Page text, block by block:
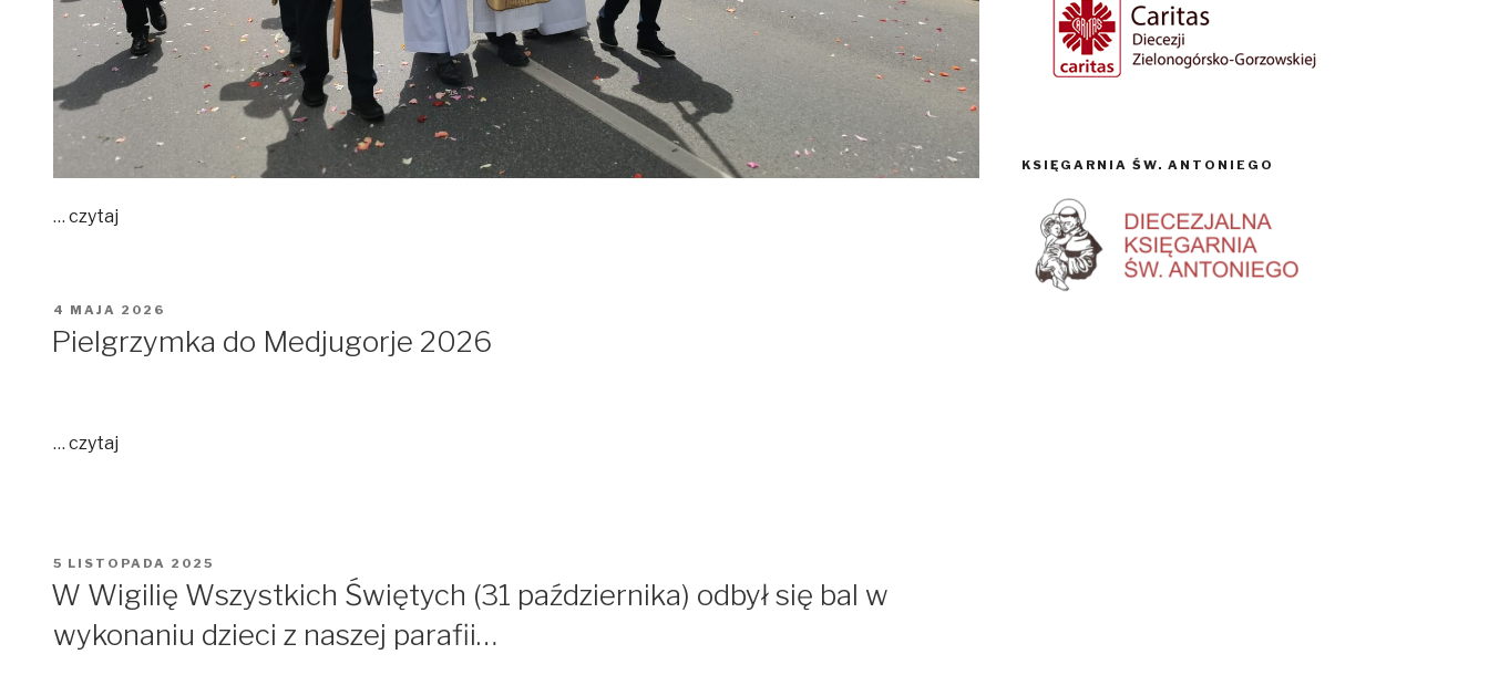
… czytaj
OPUBLIKOWANE
W
4 MAJA 2026
Pielgrzymka do Medjugorje 2026
… czytaj
OPUBLIKOWANE
W
5 LISTOPADA 2025
W Wigilię Wszystkich Świętych (31 października) odbył się bal w
wykonaniu dzieci z naszej parafii…
KSIĘGARNIA ŚW. ANTONIEGO